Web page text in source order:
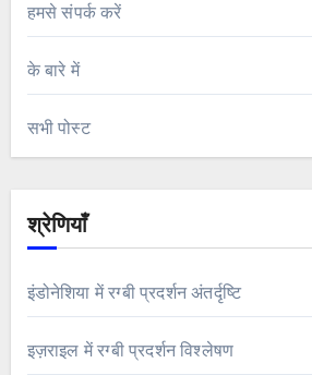
हमसे संपर्क करें
के बारे में
सभी पोस्ट
श्रेणियाँ
इंडोनेशिया में रग्बी प्रदर्शन अंतर्दृष्टि
इज़राइल में रग्बी प्रदर्शन विश्लेषण